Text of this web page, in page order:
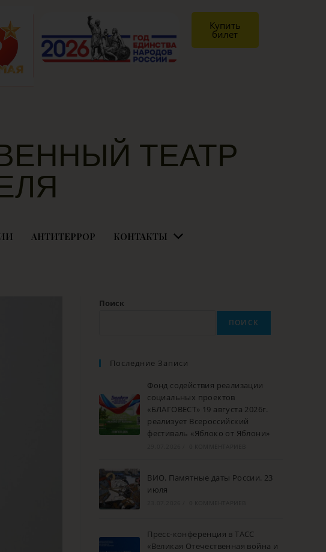
Купить
билет
ТЕАТР
АНТИТЕРРОР КОНТАКТЫ
Поиск
ПОИСК
Последние Записи
Фонд содействия реализации
социальных проектов
«БЛАГОВЕСТ» 19 августа 2026г.
реализует Всероссийский
фестиваль «Яблоко от Яблони»
ВИО. Памятные даты России. 23
июля
Пресс-конференция в ТАСС
«Великая Отечественная война и